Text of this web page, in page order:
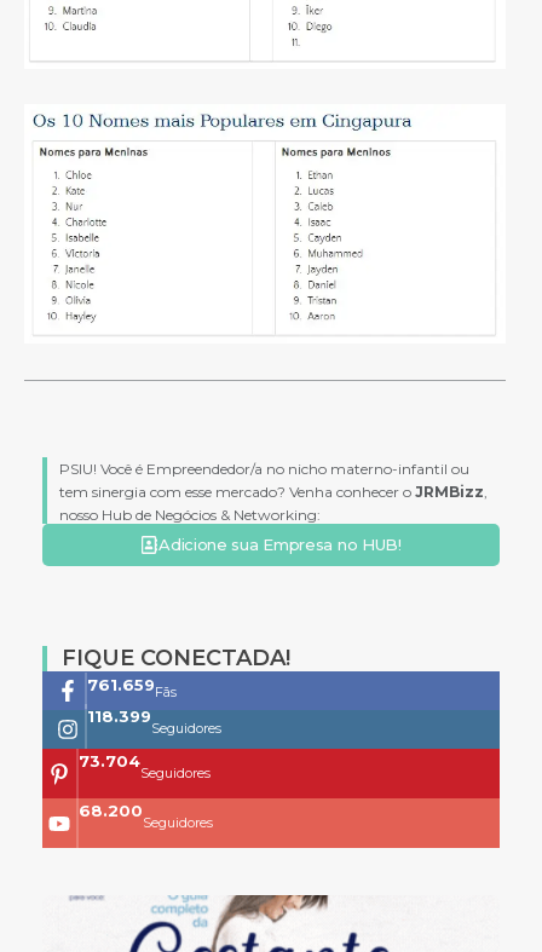
PSIU! Você é Empreendedor/a no nicho materno-infantil ou
tem sinergia com esse mercado? Venha conhecer o JRMBizz
nosso Hub de Negócios & Networking:
Adicione sua Empresa no HUB!
FIQUE CONECTADA!
761.659Fãs
118.399
Seguidores
73.704
Seguidores
68.200
Seguidores